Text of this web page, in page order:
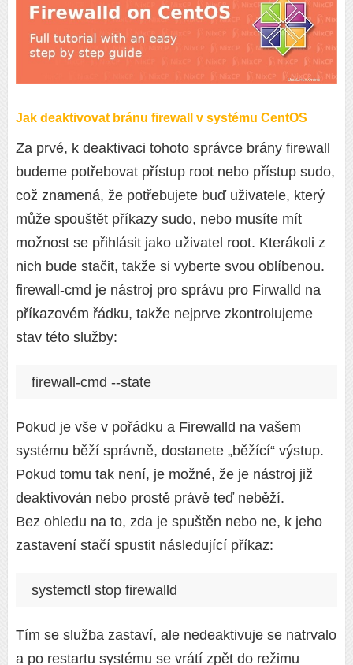
Jak deaktivovat bránu firewall v systému CentOS
Za prvé, k deaktivaci tohoto správce brány firewall
budeme potřebovat přístup root nebo přístup sudo,
což znamená, že potřebujete buď uživatele, který
může spouštět příkazy sudo, nebo musíte mít
možnost se přihlásit jako uživatel root. Kterákoli z
nich bude stačit, takže si vyberte svou oblíbenou.
firewall-cmd je nástroj pro správu pro Firwalld na
příkazovém řádku, takže nejprve zkontrolujeme
stav této služby:
firewall-cmd --state
Pokud je vše v pořádku a Firewalld na vašem
systému běží správně, dostanete „běžící“ výstup.
Pokud tomu tak není, je možné, že je nástroj již
deaktivován nebo prostě právě teď neběží.
Bez ohledu na to, zda je spuštěn nebo ne, k jeho
zastavení stačí spustit následující příkaz:
systemctl stop firewalld
Tím se služba zastaví, ale nedeaktivuje se natrvalo
a po restartu systému se vrátí zpět do režimu